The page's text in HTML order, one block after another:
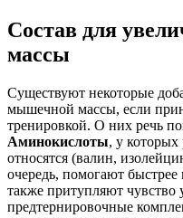
Состав для
массы
Существуют некоторые
мышечной массы, если
тренировкой. О них речь
Аминокислоты, у
относятся (валин,
очередь, помогают
также притупляют чувство
предтернировочные